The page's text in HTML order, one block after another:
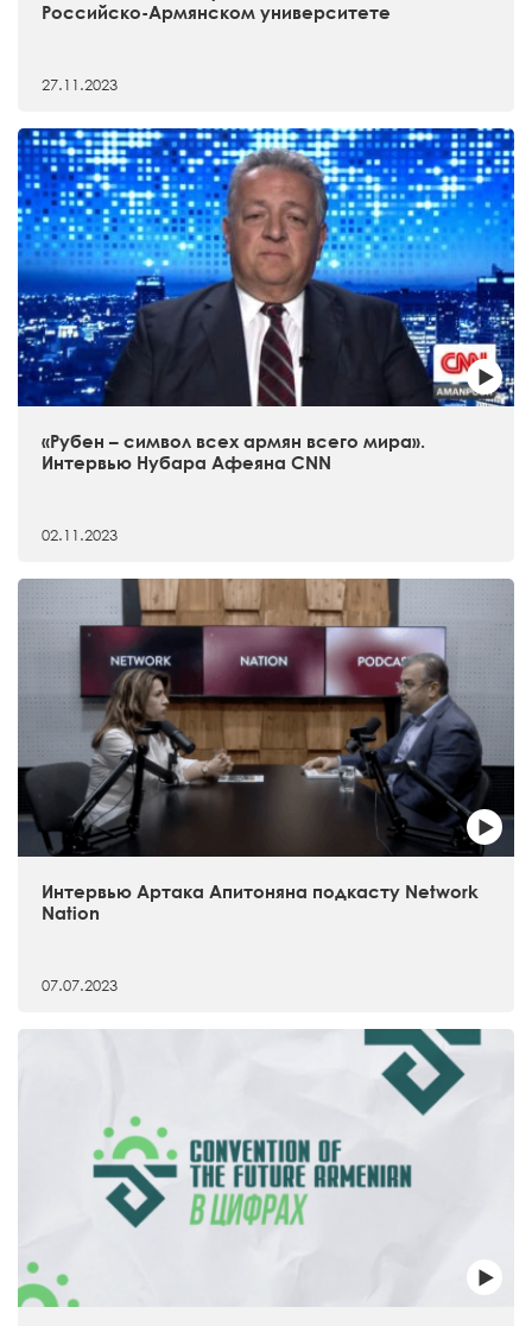
Российско-Армянском университете
27.11.2023
«Рубен – символ всех армян всего мира».
Интервью Нубара Афеяна CNN
02.11.2023
Интервью Артака Апитоняна подкасту Network
Nation
07.07.2023